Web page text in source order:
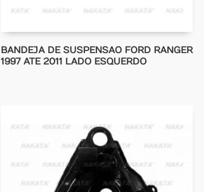
BANDEJA DE SUSPENSAO FORD RANGER
1997 ATE 2011 LADO ESQUERDO